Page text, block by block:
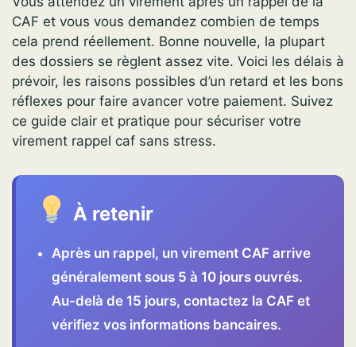
CAF et vous vous demandez combien de temps
cela prend réellement. Bonne nouvelle, la plupart
des dossiers se règlent assez vite. Voici les délais à
prévoir, les raisons possibles d’un retard et les bons
réflexes pour faire avancer votre paiement. Suivez
ce guide clair et pratique pour sécuriser votre
virement rappel caf sans stress.
À retenir
Après un rappel, un virement CAF arrive
généralement sous 5 à 10 jours ouvrés.
Au-delà de 15 jours, contactez la CAF et
vérifiez vos informations bancaires.